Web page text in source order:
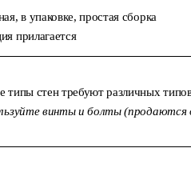
в упаковке, простая сборка
прилагается
типы стен требуют различных
винты и болты